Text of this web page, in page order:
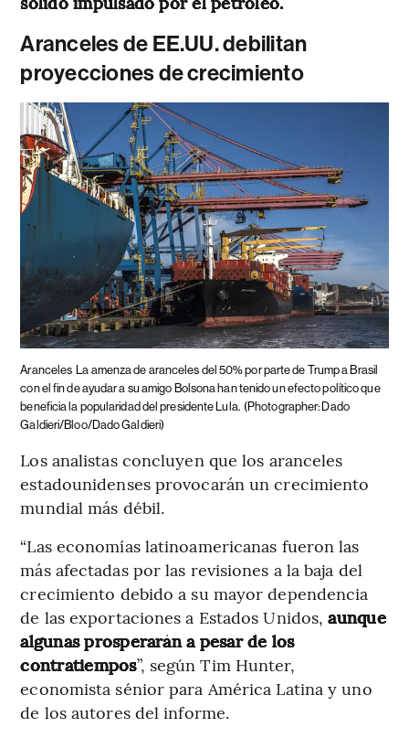
Aranceles de EE.UU. debilitan
proyecciones de crecimiento
Aranceles La amenza de aranceles del 50% por parte de Trump a Brasil
con el fin de ayudar a su amigo Bolsona han tenido un efecto político que
beneficia la popularidad del presidente Lula. (Photographer: Dado
Galdieri/Bloo/Dado Galdieri)
Los analistas concluyen que los aranceles
estadounidenses provocarán un crecimiento
mundial más débil.
“Las economías latinoamericanas fueron las
más afectadas por las revisiones a la baja del
crecimiento debido a su mayor dependencia
de las exportaciones a Estados Unidos, aunque
algunas prosperarán a pesar de los
contratiempos”, según Tim Hunter,
economista sénior para América Latina y uno
de los autores del informe.